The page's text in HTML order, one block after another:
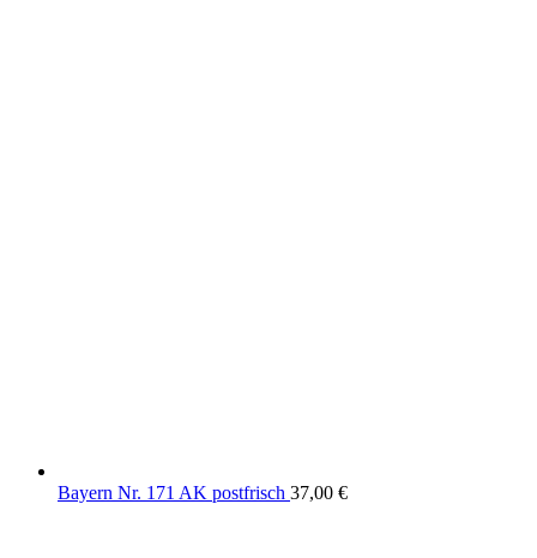
Bayern Nr. 171 AK postfrisch 37,00 €